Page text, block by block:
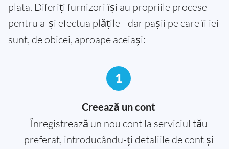
plata. Diferiți furnizori își au propriile procese
pentru a-și efectua plățile - dar pașii pe care îi iei
sunt, de obicei, aproape aceiași:
1
Creează un cont
Înregistrează un nou cont la serviciul tău
preferat, introducându-ți detaliile de cont și